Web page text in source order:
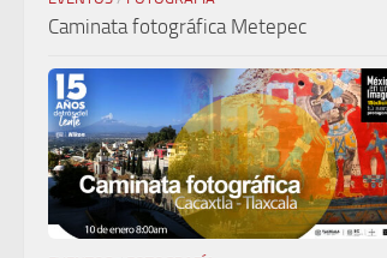
Caminata fotográfica Metepec